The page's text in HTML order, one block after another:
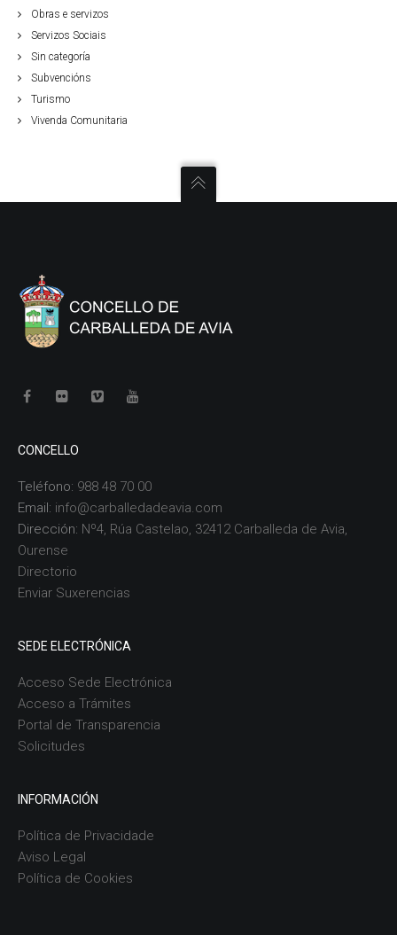
Obras e servizos
Servizos Sociais
Sin categoría
Subvencións
Turismo
Vivenda Comunitaria
CONCELLO
Teléfono: 988 48 70 00
Email: info@carballedadeavia.com
Dirección: Nº4, Rúa Castelao, 32412 Carballeda de Avia,
Ourense
Directorio
Enviar Suxerencias
SEDE ELECTRÓNICA
Acceso Sede Electrónica
Acceso a Trámites
Portal de Transparencia
Solicitudes
INFORMACIÓN
Política de Privacidade
Aviso Legal
Política de Cookies